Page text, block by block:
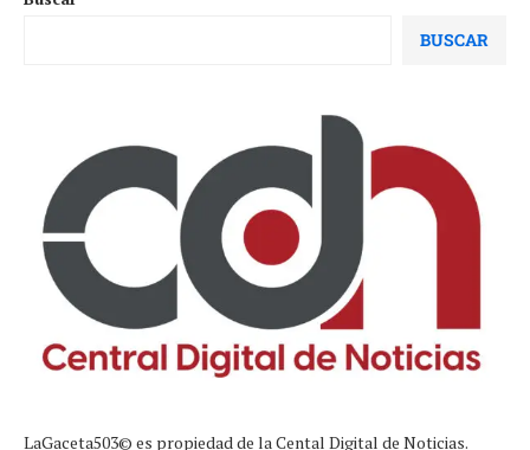
BUSCAR
LaGaceta503© es propiedad de la Cental Digital de Noticias.